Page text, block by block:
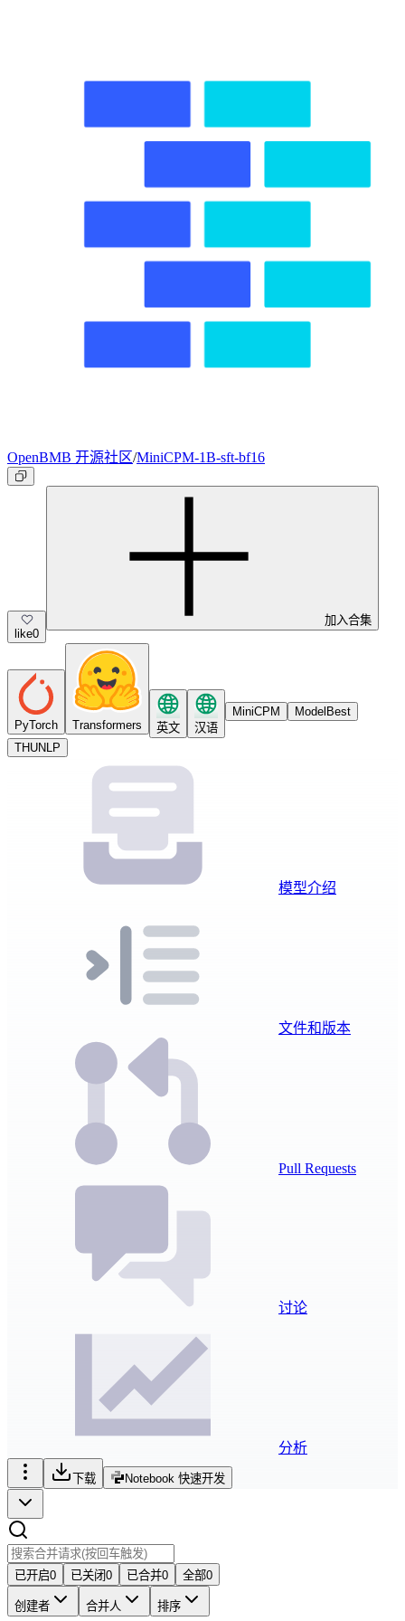
OpenBMB 开源社区/MiniCPM-1B-sft-bf16
like0
加入合集
PyTorch Transformers 英文 汉语
MiniCPM ModelBest
THUNLP
模型介绍
文件和版本
Pull Requests
讨论
分析
下载 Notebook 快速开发
已开启0 已关闭0 已合并0 全部0
创建者 合并人 排序